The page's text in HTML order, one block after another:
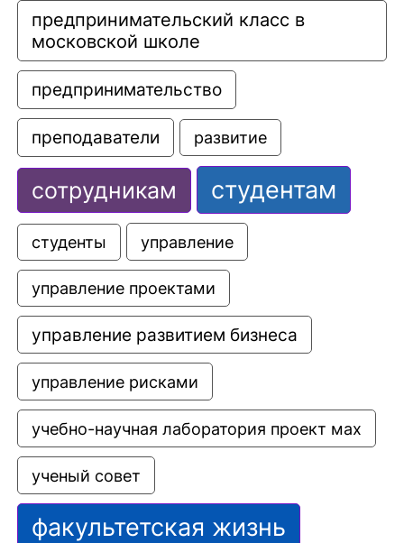
предпринимательский класс в
московской школе
предпринимательство
преподаватели развитие
сотрудникам студентам
студенты управление
управление проектами
управление развитием бизнеса
управление рисками
учебно-научная лаборатория проект мах
ученый совет
факультетская жизнь